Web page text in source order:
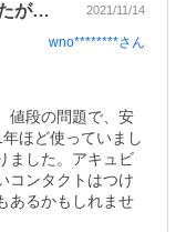
アキュビーをずっと使っていましたが、値… 2021/11/14
wno********さん
値段の問題で、安
ほど使っていまし
ました。アキュビ
コンタクトはつけ
あるかもしれませ